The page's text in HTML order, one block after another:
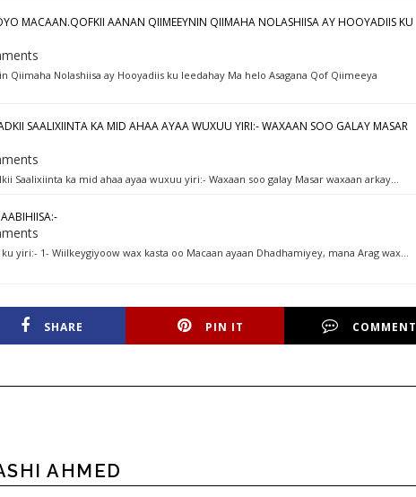
MACAAN.QOFKII AANAN QIIMEEYNIN QIIMAHA NOLASHIISA AY HOOYADIIS KU
Qiimaha Nolashiisa ay Hooyadiis ku leedahay Ma helo Asagana Qof Qiimeeya
SAALIXIINTA KA MID AHAA AYAA WUXUU YIRI:- WAXAAN SOO GALAY MASAR
Saalixiinta ka mid ahaa ayaa wuxuu yiri:- Waxaan soo galay Masar waxaan arkay…
yiri:- 1- Wiilkeygiyoow wax kasta oo Macaan ayaan Dhadhamiyey, mana Arag wax…
SHARE PIN IT COMMENT
AHMED